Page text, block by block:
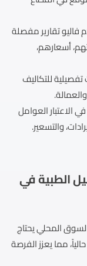
فاليو تقارير مفصلة
أسعارهم،
تفصيلية للتكاليف
الاعتبار العوامل
والتسعير.
الطبية في
المحلي يحتاج
مما يعزز الفرصة